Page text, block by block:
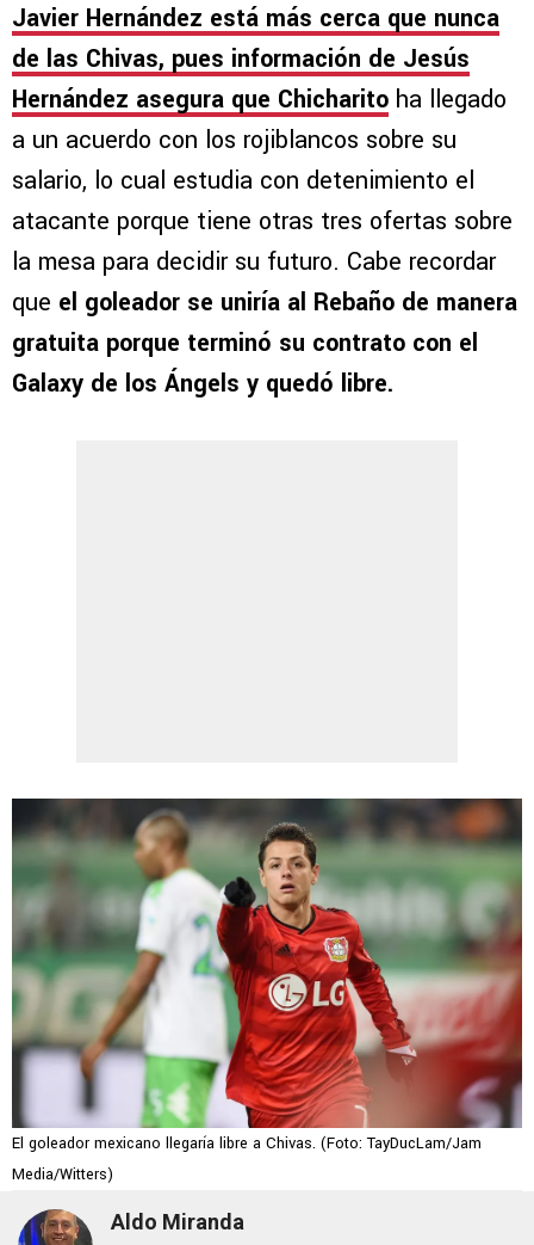
Javier Hernández está más cerca que nunca
de las Chivas, pues información de Jesús
Hernández asegura que Chicharito ha llegado
a un acuerdo con los rojiblancos sobre su
salario, lo cual estudia con detenimiento el
atacante porque tiene otras tres ofertas sobre
la mesa para decidir su futuro. Cabe recordar
que el goleador se uniría al Rebaño de manera
gratuita porque terminó su contrato con el
Galaxy de los Ángels y quedó libre.
El goleador mexicano llegaría libre a Chivas. (Foto: TayDucLam/Jam
Media/Witters)
Aldo Miranda